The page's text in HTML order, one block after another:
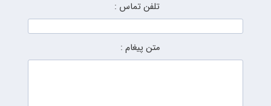
تلفن تماس :
متن پیغام :